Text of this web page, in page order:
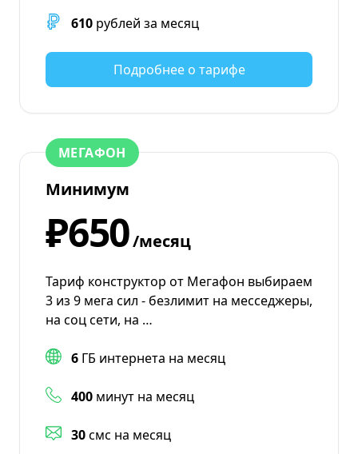
610 рублей за месяц
Подробнее о тарифе
МЕГАФОН
Минимум
₽650/месяц
Тариф конструктор от Мегафон выбираем
3 из 9 мега сил - безлимит на месседжеры,
на соц сети, на …
6 ГБ интернета на месяц
400 минут на месяц
30смс на месяц